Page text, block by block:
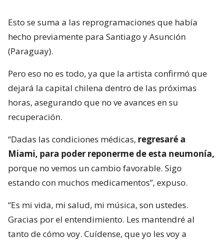
Esto se suma a las reprogramaciones que había
hecho previamente para Santiago y Asunción
(Paraguay).
Pero eso no es todo, ya que la artista confirmó que
dejará la capital chilena dentro de las próximas
horas, asegurando que no ve avances en su
recuperación.
“Dadas las condiciones médicas, regresaré a
Miami, para poder reponerme de esta neumonía,
porque no vemos un cambio favorable. Sigo
estando con muchos medicamentos”, expuso.
“Es mi vida, mi salud, mi música, son ustedes.
Gracias por el entendimiento. Les mantendré al
tanto de cómo voy. Cuídense, que yo les voy a